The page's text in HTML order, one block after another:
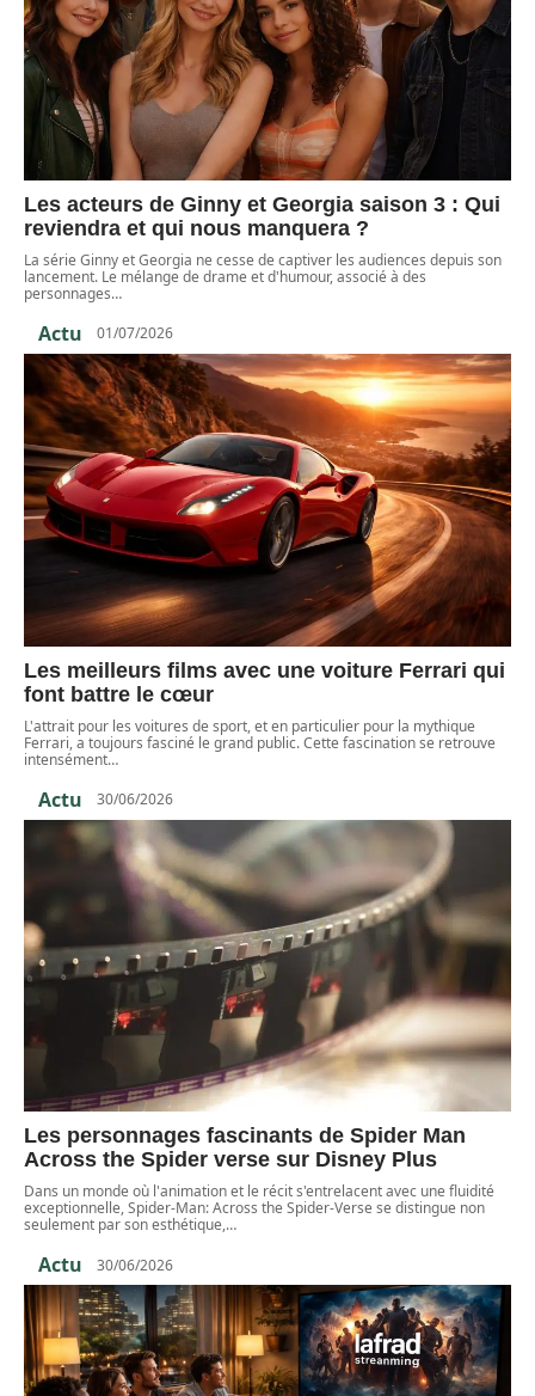
Les acteurs de Ginny et Georgia saison 3 : Qui
reviendra et qui nous manquera ?
La série Ginny et Georgia ne cesse de captiver les audiences depuis son
lancement. Le mélange de drame et d'humour, associé à des
personnages…
Actu 01/07/2026
Les meilleurs films avec une voiture Ferrari qui
font battre le cœur
L'attrait pour les voitures de sport, et en particulier pour la mythique
Ferrari, a toujours fasciné le grand public. Cette fascination se retrouve
intensément…
Actu 30/06/2026
Les personnages fascinants de Spider Man
Across the Spider verse sur Disney Plus
Dans un monde où l'animation et le récit s'entrelacent avec une fluidité
exceptionnelle, Spider-Man: Across the Spider-Verse se distingue non
seulement par son esthétique,…
Actu 30/06/2026